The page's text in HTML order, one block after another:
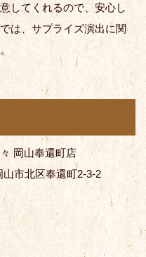
してくれるので、安心し
は、サプライズ演出に関
岡山奉還町店
市北区奉還町2-3-2